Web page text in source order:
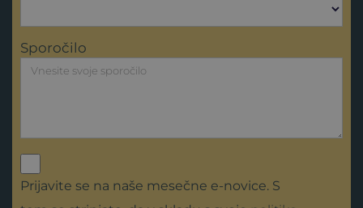
Sporočilo
Prijavite se na naše mesečne e-novice. S